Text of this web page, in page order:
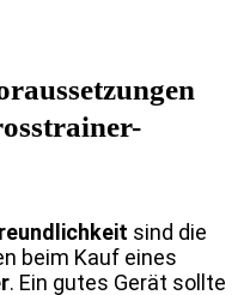
sind die
beim Kauf eines
. Ein gutes Gerät sollte